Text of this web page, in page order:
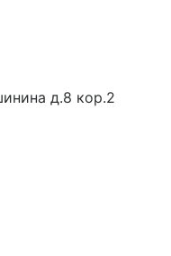
д.8 кор.2